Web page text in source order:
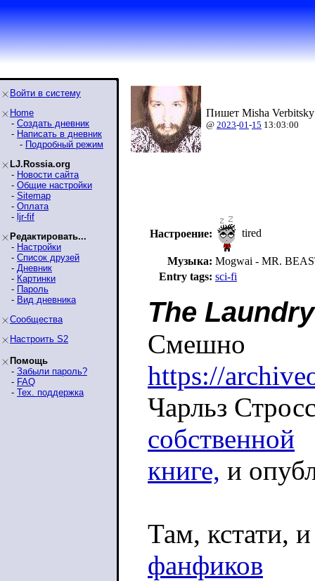
Войти в систему
Home
- Создать дневник
- Написать в дневник
- Подробный режим
LJ.Rossia.org
- Новости сайта
- Общие настройки
- Sitemap
- Оплата
- ljr-fif
Редактировать...
- Настройки
- Список друзей
- Дневник
- Картинки
- Пароль
- Вид дневника
Сообщества
Настроить S2
Помощь
- Забыли пароль?
- FAQ
- Тех. поддержка
Пишет Misha
@ 2023-01-15 13:03:00
Настроение: tired
Музыка: Mogwai - MR.
Entry tags: sci-fi
The
Смешно
https://
Чарльз
собственной
книге, и
Там, кстати,
фанфиков